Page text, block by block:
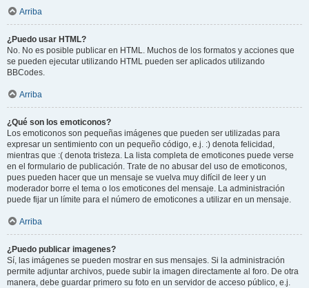
Arriba
¿Puedo usar HTML?
No. No es posible publicar en HTML. Muchos de los formatos y acciones que
se pueden ejecutar utilizando HTML pueden ser aplicados utilizando
BBCodes.
Arriba
¿Qué son los emoticonos?
Los emoticonos son pequeñas imágenes que pueden ser utilizadas para
expresar un sentimiento con un pequeño código, e.j. :) denota felicidad,
mientras que :( denota tristeza. La lista completa de emoticones puede verse
en el formulario de publicación. Trate de no abusar del uso de emoticonos,
pues pueden hacer que un mensaje se vuelva muy difícil de leer y un
moderador borre el tema o los emoticones del mensaje. La administración
puede fijar un límite para el número de emoticones a utilizar en un mensaje.
Arriba
¿Puedo publicar imagenes?
Sí, las imágenes se pueden mostrar en sus mensajes. Si la administración
permite adjuntar archivos, puede subir la imagen directamente al foro. De otra
manera, debe guardar primero su foto en un servidor de acceso público, e.j.